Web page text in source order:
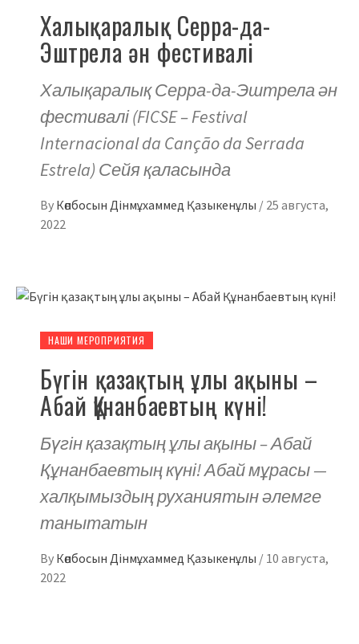
Халықаралық Серра-да-
Эштрела ән фестивалі
Халықаралық Серра-да-Эштрела ән
фестивалі (FICSE – Festival
Internacional da Canção da Serrada
Estrela) Сейя қаласында
By Көпбосын Дінмұхаммед Қазыкенұлы / 25 августа,
2022
НАШИ МЕРОПРИЯТИЯ
Бүгін қазақтың ұлы ақыны –
Абай Құнанбаевтың күні!
Бүгін қазақтың ұлы ақыны – Абай
Құнанбаевтың күні! Абай мұрасы —
халқымыздың руханиятын әлемге
танытатын
By Көпбосын Дінмұхаммед Қазыкенұлы / 10 августа,
2022